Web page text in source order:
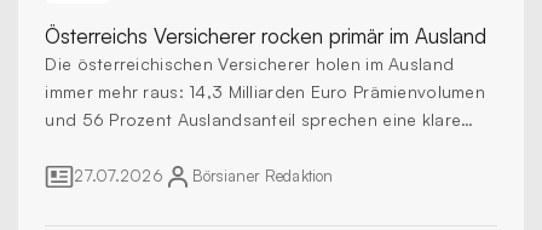
Österreichs Versichererrocken primär im Ausland
Die österreichischen Versicherer holen im Ausland
immer mehr raus: 14,3 Milliarden Euro Prämienvolumen
und 56 Prozent Auslandsanteil sprechen eine klare
27.07.2026 Börsianer Redaktion